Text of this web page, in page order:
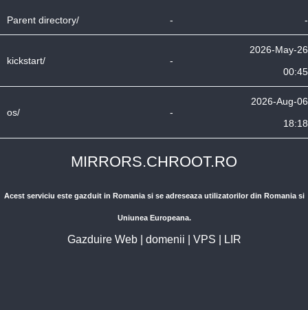
Parent directory/ - -
kickstart/ -
2026-May-26
00:45
os/ -
2026-Aug-06
18:18
MIRRORS.CHROOT.RO
Acest serviciu este gazduit in Romania si se adreseaza utilizatorilor din Romania si
Uniunea Europeana.
Gazduire Web| domenii VPS LIR